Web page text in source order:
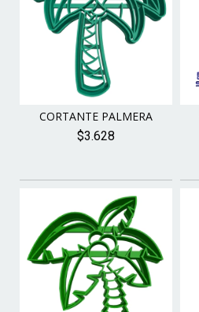
CORTANTE PALMERA
$3.628